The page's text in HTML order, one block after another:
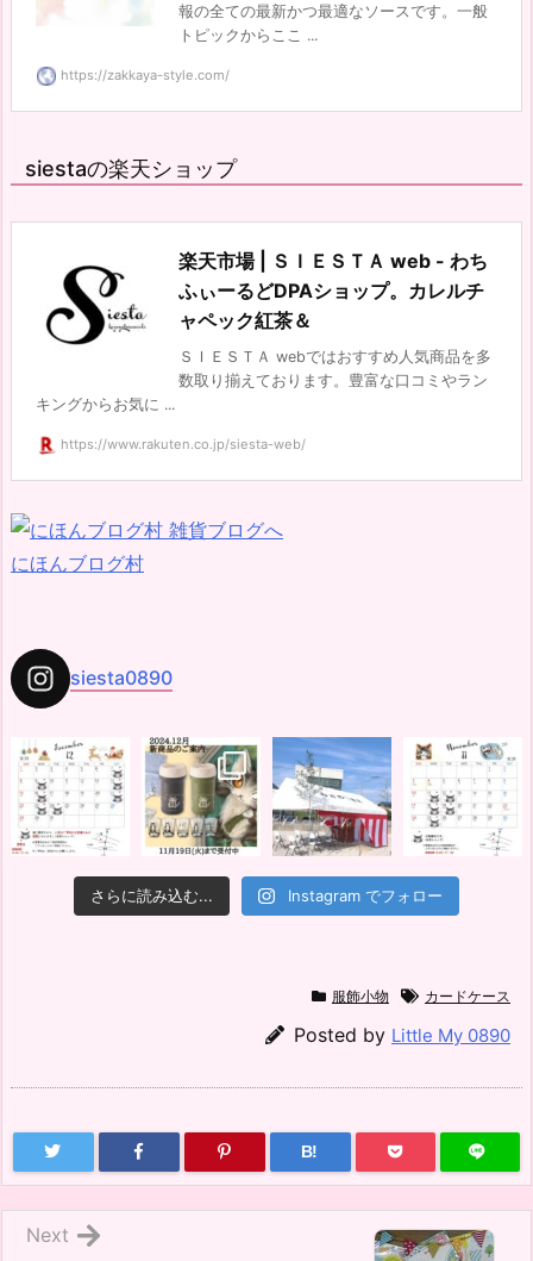
報の全ての最新かつ最適なソースです。一般
トピックからここ ...
https://zakkaya-style.com/
siestaの楽天ショップ
楽天市場 | ＳＩＥＳＴＡ web - わち
ふぃーるどDPAショップ。カレルチ
ャペック紅茶＆
ＳＩＥＳＴＡ webではおすすめ人気商品を多
数取り揃えております。豊富な口コミやラン
キングからお気に ...
https://www.rakuten.co.jp/siesta-web/
にほんブログ村
siesta0890
さらに読み込む... Instagram でフォロー
服飾小物 カードケース
Posted by Little My 0890
B!
Next